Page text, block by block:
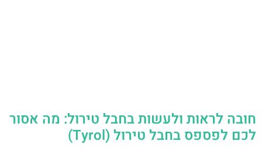
חובה לראות ולעשות בחבל טירול: מה אסור
לכם לפספס בחבל טירול (Tyrol)